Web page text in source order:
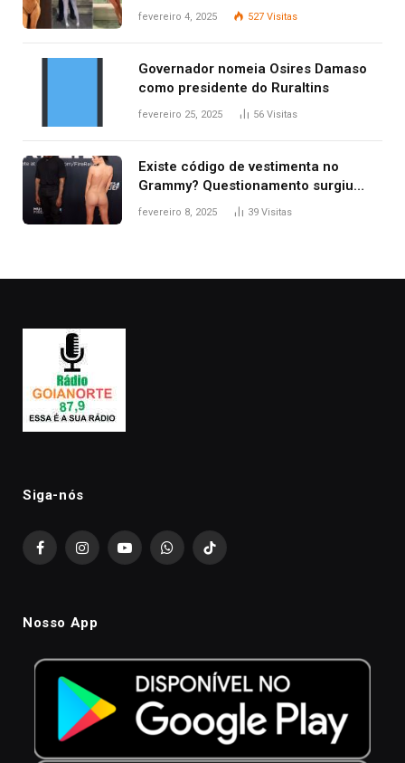
West que apareceu nua no Grammy
fevereiro 4, 2025 527 Visitas
Governador nomeia Osires Damaso
como presidente do Ruraltins
fevereiro 25, 2025 56 Visitas
Existe código de vestimenta no
Grammy? Questionamento surgiu
após Bianca Censori, mulher de
fevereiro 8, 2025 39 Visitas
Siga-nós
FacebookInstagramYouTubeWhatsAppTikTok
Nosso App